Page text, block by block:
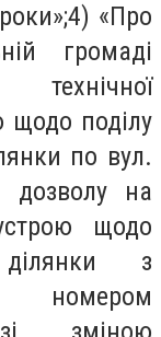
«Про
громаді
щодо поділу
по вул.
дозволу на
щодо
ділянки з